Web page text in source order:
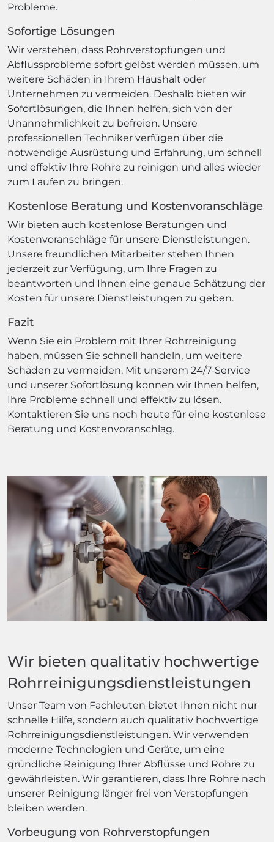
Probleme.
Sofortige Lösungen
Wir verstehen, dass Rohrverstopfungen und
Abflussprobleme sofort gelöst werden müssen, um
weitere Schäden in Ihrem Haushalt oder
Unternehmen zu vermeiden. Deshalb bieten wir
Sofortlösungen, die Ihnen helfen, sich von der
Unannehmlichkeit zu befreien. Unsere
professionellen Techniker verfügen über die
notwendige Ausrüstung und Erfahrung, um schnell
und effektiv Ihre Rohre zu reinigen und alles wieder
zum Laufen zu bringen.
Kostenlose Beratung und Kostenvoranschläge
Wir bieten auch kostenlose Beratungen und
Kostenvoranschläge für unsere Dienstleistungen.
Unsere freundlichen Mitarbeiter stehen Ihnen
jederzeit zur Verfügung, um Ihre Fragen zu
beantworten und Ihnen eine genaue Schätzung der
Kosten für unsere Dienstleistungen zu geben.
Fazit
Wenn Sie ein Problem mit Ihrer Rohrreinigung
haben, müssen Sie schnell handeln, um weitere
Schäden zu vermeiden. Mit unserem 24/7-Service
und unserer Sofortlösung können wir Ihnen helfen,
Ihre Probleme schnell und effektiv zu lösen.
Kontaktieren Sie uns noch heute für eine kostenlose
Beratung und Kostenvoranschlag.
Wir bieten qualitativ hochwertige
Rohrreinigungsdienstleistungen
Unser Team von Fachleuten bietet Ihnen nicht nur
schnelle Hilfe, sondern auch qualitativ hochwertige
Rohrreinigungsdienstleistungen. Wir verwenden
moderne Technologien und Geräte, um eine
gründliche Reinigung Ihrer Abflüsse und Rohre zu
gewährleisten. Wir garantieren, dass Ihre Rohre nach
unserer Reinigung länger frei von Verstopfungen
bleiben werden.
Vorbeugung von Rohrverstopfungen